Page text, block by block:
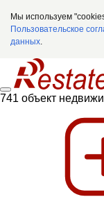
Мы используем
Пользовательское
данных.
741 объект